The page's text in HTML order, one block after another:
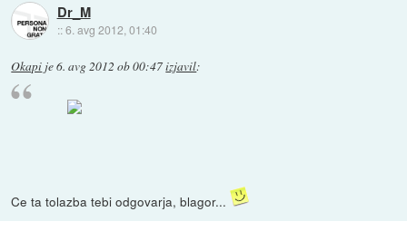
Dr_M
::6. avg 2012, 01:40
Okapi je6. avg 2012 ob 00:47izjavil:
Ce ta tolazba tebi odgovarja, blagor...